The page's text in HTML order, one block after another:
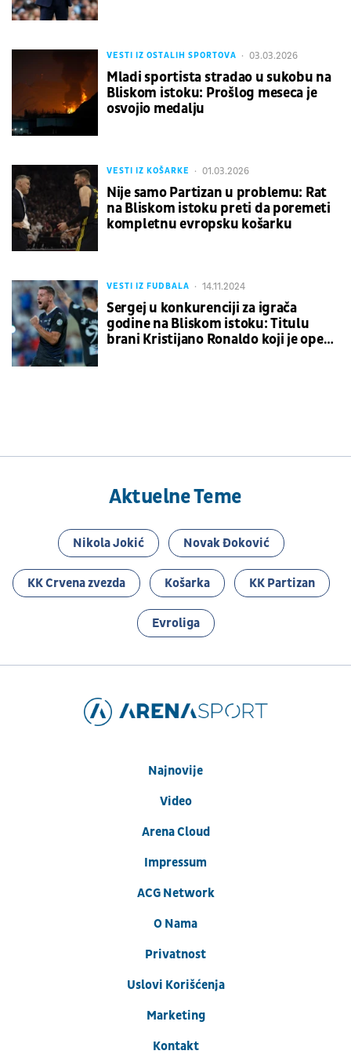
VESTI IZ OSTALIH SPORTOVA 03.03.2026
Mladi sportista stradao u sukobu na
Bliskom istoku: Prošlog meseca je
osvojio medalju
VESTI IZ KOŠARKE 01.03.2026
Nije samo Partizan u problemu: Rat
na Bliskom istoku preti da poremeti
kompletnu evropsku košarku
VESTI IZ FUDBALA 14.11.2024
Sergej u konkurenciji za igrača
godine na Bliskom istoku: Titulu
brani Kristijano Ronaldo koji je opet
Aktuelne Teme
Nikola Jokić Novak Đoković
KK Crvena zvezda Košarka KK Partizan
Evroliga
Najnovije
Video
Arena Cloud
Impressum
ACG Network
O Nama
Privatnost
Uslovi Korišćenja
Marketing
Kontakt